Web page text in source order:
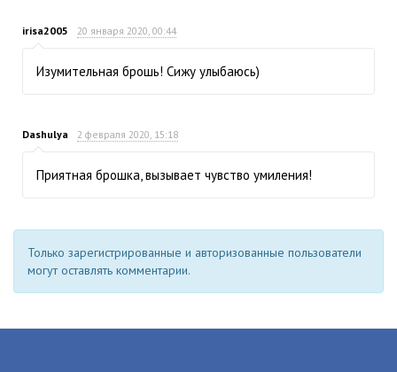
irisa2005 20 января 2020, 00:44
Изумительная брошь! Сижу улыбаюсь)
Dashulya 2 февраля 2020, 15:18
Приятная брошка, вызывает чувство умиления!
Только зарегистрированные и авторизованные пользователи
могут оставлять комментарии.